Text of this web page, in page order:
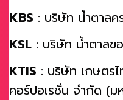
KBS : บริษัท น้ำตาล
KSL : บริษัท น้ำตาล
KTIS : บริษัท เกษตร
คอร์ปอเรชั่น จำกัด (ม